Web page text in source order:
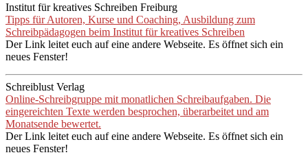
Institut für kreatives Schreiben Freiburg
Tipps für Autoren, Kurse und Coaching, Ausbildung zum
Schreibpädagogen beim Institut für kreatives Schreiben
Der Link leitet euch auf eine andere Webseite. Es öffnet sich ein
neues Fenster!
Schreiblust Verlag
Online-Schreibgruppe mit monatlichen Schreibaufgaben. Die
eingereichten Texte werden besprochen, überarbeitet und am
Monatsende bewertet.
Der Link leitet euch auf eine andere Webseite. Es öffnet sich ein
neues Fenster!